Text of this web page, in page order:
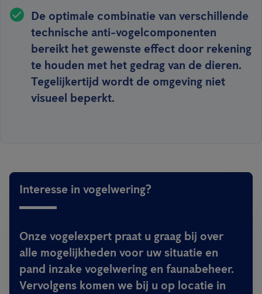
De optimale combinatie van verschillende
technische anti-vogelcomponenten
bereikt het gewenste effect door rekening
te houden met het gedrag van de dieren.
Tegelijkertijd wordt de omgeving niet
visueel beperkt.
Interesse in vogelwering?
Onze vogelexpert praat u graag bij over
alle mogelijkheden voor uw situatie en
pand inzake vogelwering en faunabeheer.
Vervolgens komen we bij u op locatie in